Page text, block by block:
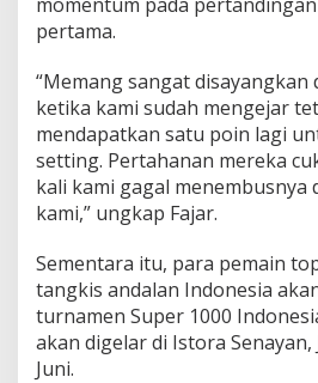
pertama.
“Memang sangat disayangkan
ketika kami sudah mengejar
mendapatkan satu poin lagi
setting. Pertahanan mereka
kali kami gagal menembusnya
kami,” ungkap Fajar.
Sementara itu, para pemain
tangkis andalan Indonesia
turnamen Super 1000
akan digelar di Istora Senayan,
Juni.